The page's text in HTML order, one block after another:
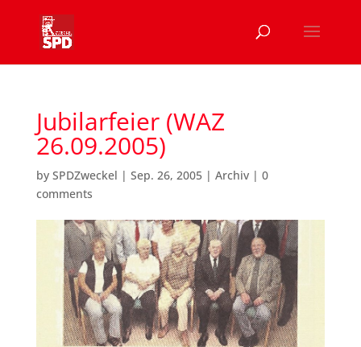
Jubilarfeier (WAZ
26.09.2005)
by SPDZweckel | Sep. 26, 2005| Archiv| 0
comments